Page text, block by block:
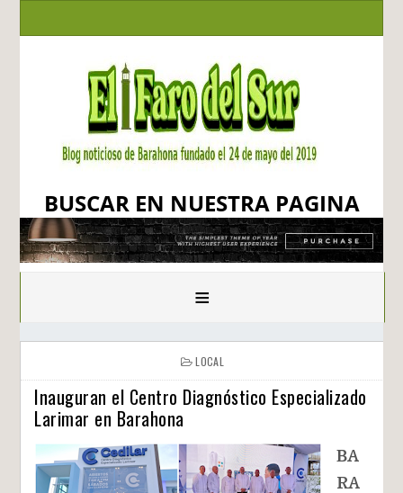
BUSCAR EN NUESTRA PAGINA
≡
LOCAL
Inauguran el Centro Diagnóstico Especializado
Larimar en Barahona
BA
RA